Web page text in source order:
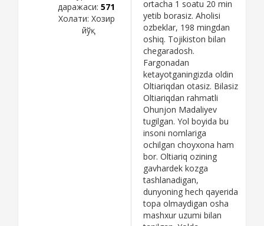
даражаси: 571
Холати: Хозир
йўқ
ortacha 1 soatu 20 min
yetib borasiz. Aholisi
ozbeklar, 198 mingdan
oshiq. Tojikiston bilan
chegaradosh.
Fargonadan
ketayotganingizda oldin
Oltiariqdan otasiz. Bilasiz
Oltiariqdan rahmatli
Ohunjon Madaliyev
tugilgan. Yol boyida bu
insoni nomlariga
ochilgan choyxona ham
bor. Oltiariq ozining
gavhardek kozga
tashlanadigan,
dunyoning hech qayerida
topa olmaydigan osha
mashxur uzumi bilan